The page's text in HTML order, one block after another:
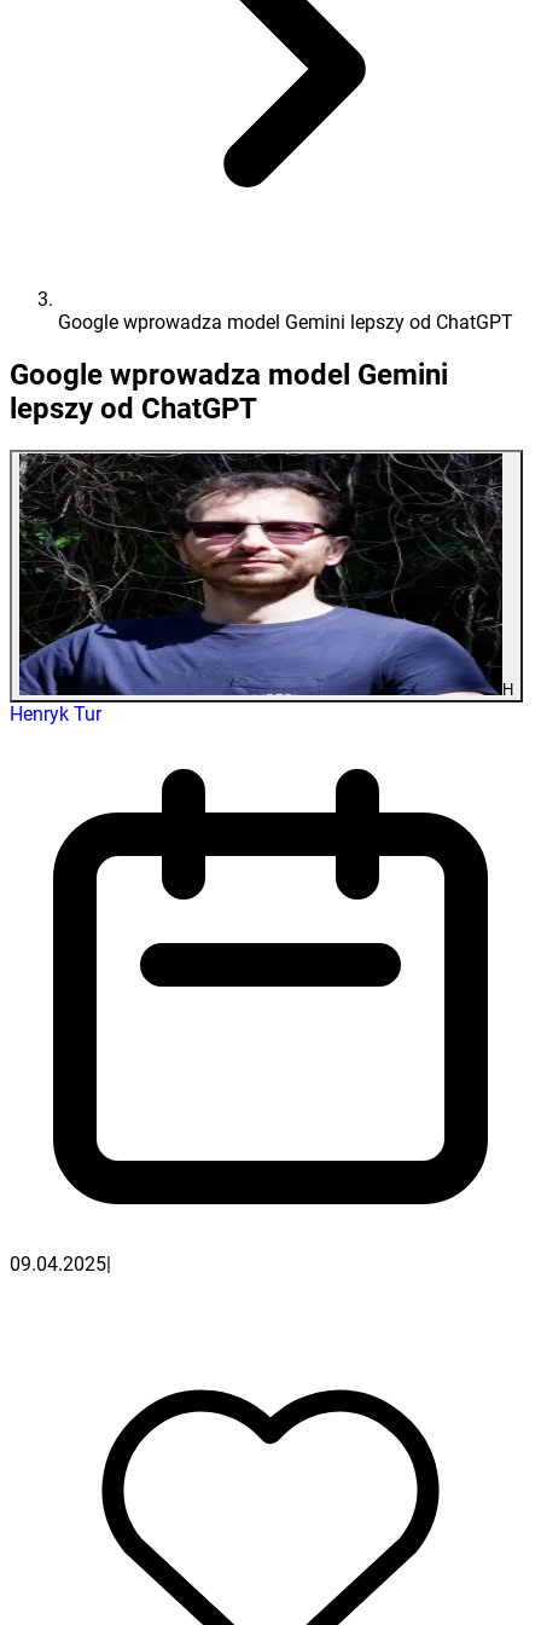
Google wprowadza model Gemini lepszy od ChatGPT
Google wprowadza model Gemini
lepszy od ChatGPT
H
Henryk Tur
09.04.2025|